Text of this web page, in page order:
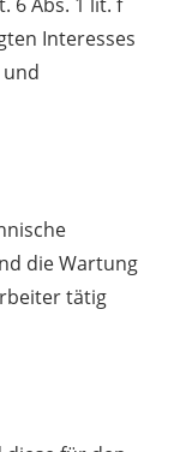
Interesses
die Wartung
tätig